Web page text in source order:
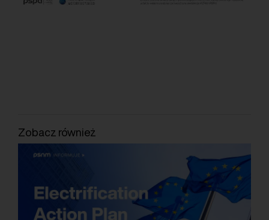
Zobacz również